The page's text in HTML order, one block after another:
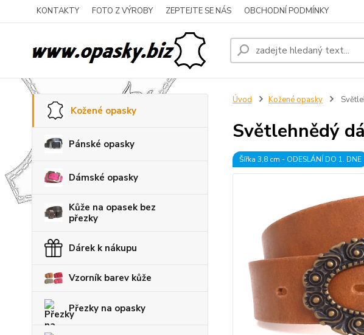
KONTAKTY FOTO Z VÝROBY ZEPTEJTE SE NÁS OBCHODNÍ PODMÍNKY
Kožené opasky
Pánské opasky
Dámské opasky
Kůže na opasek bez
přezky
Dárek k nákupu
Vzorník barev kůže
Přezky na opasky
Úvod Kožené opasky
Světlehnědý
Šířka 3,8 cm - ODESLÁNÍ DO 1. DNE